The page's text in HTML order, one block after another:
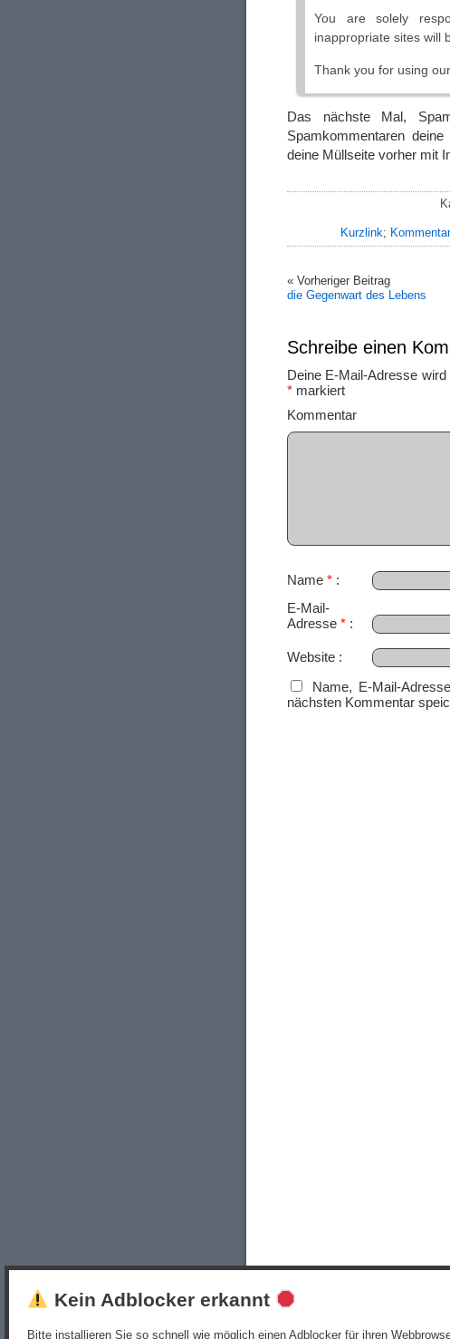
You are solely
inappropriate sites will
Thank you for using
Das nächste Mal,
Spamkommentaren
deine Müllseite vorher mit
Kurzlink;
« Vorheriger Beitrag
die Gegenwart des Lebens
Schreibe einen
Deine E-Mail-Adresse
* markiert
Name *
E-Mail-
Adresse *
Website
Name, E-Mail-
nächsten Kommentar
Kein Adblocker erkannt
Bitte installieren Sie so schnell wie möglich einen Adblocker für ihren